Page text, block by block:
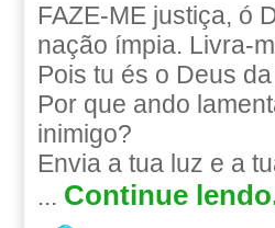
FAZE-ME justiça, ó
nação ímpia. Livra-
Pois tu és o Deus
Por que ando
inimigo?
Envia a tua luz e a
... Continue